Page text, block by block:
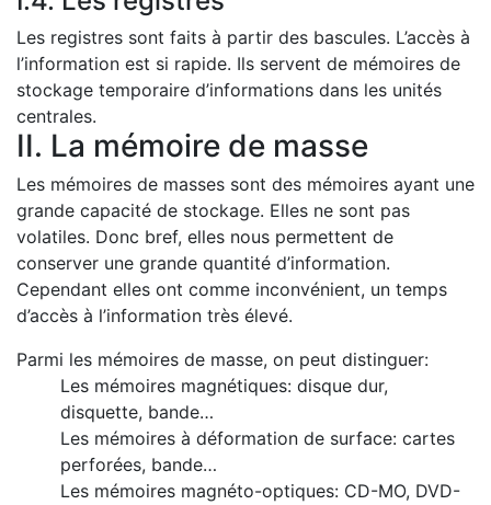
Les registres sont faits à partir des bascules. L’accès à
l’information est si rapide. Ils servent de mémoires de
stockage temporaire d’informations dans les unités
centrales.
II. La mémoire de masse
Les mémoires de masses sont des mémoires ayant une
grande capacité de stockage. Elles ne sont pas
volatiles. Donc bref, elles nous permettent de
conserver une grande quantité d’information.
Cependant elles ont comme inconvénient, un temps
d’accès à l’information très élevé.
Parmi les mémoires de masse, on peut distinguer:
Les mémoires magnétiques: disque dur,
disquette, bande…
Les mémoires à déformation de surface: cartes
perforées, bande…
Les mémoires magnéto-optiques: CD-MO, DVD-